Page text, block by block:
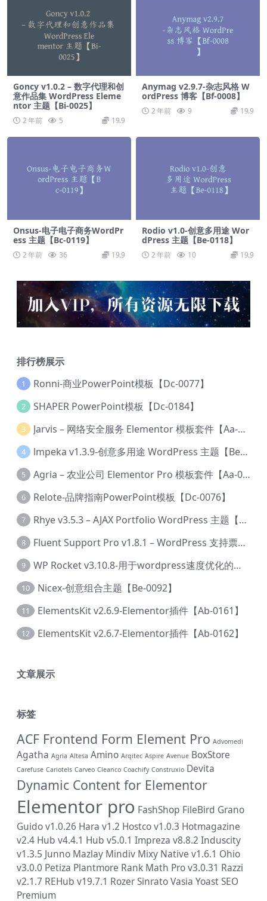
Goncy v1.0.2 – 数字代理和创
意作品集 WordPress Eleme
ntor 主题【Bi-0025】
2 年前 5 19.9
Anymag v2.9.7-杂志风格 W
ordPress 博客【Bf-0008】
2 年前 9 19.9
Onsus-电子电子商务WordPr
ess 主题【Bc-0119】
2 年前 36 19.9
Rodio v1.0-创意多用途 Wor
dPress 主题【Be-0118】
2 年前 10 19.9
排行榜展示
1 Ronni-商业PowerPoint模板【Dc-0077】
2 SHAPER PowerPoint模板【Dc-0184】
3 Jarvis – 网络安全服务 Elementor 模板套件【Aa-0035】
4 lmpeka v1.3.9-创意多用途 WordPress 主题【Be-0064】
5 Agria – 农业公司 Elementor Pro 模板套件【Aa-0003】
6 Relote-品牌指南PowerPoint模板【Dc-0076】
7 Rhye v3.5.3 – AJAX Portfolio WordPress 主题【Bi-0049】
8 Fluent Support Pro v1.8.1 – WordPress 支持票务系统【Cc-0041】
9 WP Rocket v3.10.8-用于wordpress速度优化的缓存加速插件【Cd-0019】
10 Nicex-创意组合主题【Be-0092】
11 ElementsKit v2.6.9-Elementor插件【Ab-0161】
12 ElementsKit v2.6.7-Elementor插件【Ab-0162】
文章展示
标签
ACF Frontend Form Element Pro Advomedi
Agatha Agria Altesa Amino Arqitec Aspire Avenue BoxStore
Carefuse Cariotels Carveo Cleanco Coachify Construxio Devita
Dynamic Content for Elementor
Elementor pro FashShop FileBird Grano
Guido v1.0.26 Hara v1.2 Hostco v1.0.3 Hotmagazine
v2.4 Hub v4.4.1 Hub v5.0.1 Impreza v8.8.2 Induscity
v1.3.5 Junno Mazlay Mindiv Mixy Native v1.6.1 Ohio
v3.0.0 Petiza Plantmore Rank Math Pro v3.0.31 Razzi
v2.1.7 REHub v19.7.1 RozerSinratoVasia Yoast SEO
Premium